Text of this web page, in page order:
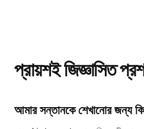
প্রায়শই জিজ্ঞাসিত
আমার সন্তানকে শেখানোর জন্য